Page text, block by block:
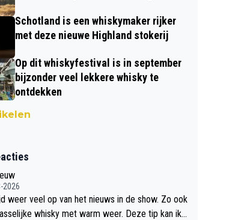
Schotland is een whiskymaker rijker
met deze nieuwe Highland stokerij
Op dit whiskyfestival is in september
bijzonder veel lekkere whisky te
ontdekken
2026
weer veel op van het nieuws in de show. Zo ook
whisky met warm weer. Deze tip kan ik